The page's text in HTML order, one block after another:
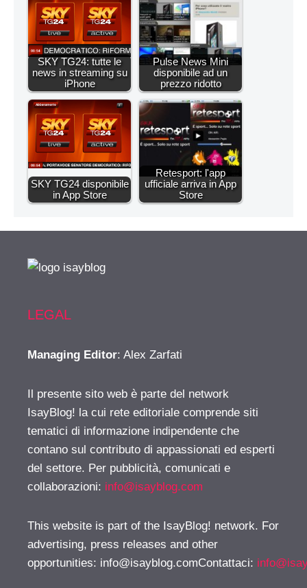
SKY TG24: tutte le
news in streaming su
iPhone
Pulse News Mini
disponibile ad un
prezzo ridotto
SKY TG24 disponibile
in App Store
Retesport: l'app
ufficiale arriva in App
Store
LEGAL
Managing Editor: Alex Zarfati
Il presente sito web è parte del network
IsayBlog! la cui rete editoriale comprende siti
tematici di informazione indipendente che
contano sul contributo di appassionati ed esperti
del settore. Per pubblicità, comunicati e
collaborazioni: info@isayblog.com
This website is part of the IsayBlog! network. For
advertising, press releases and other
opportunities: info@isayblog.comContattaci: